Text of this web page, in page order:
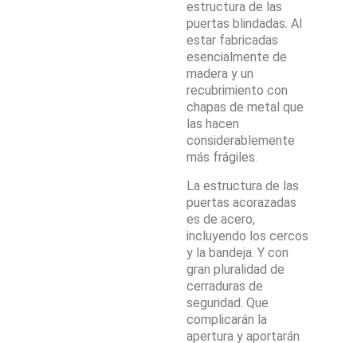
estructura de las
puertas blindadas. Al
estar fabricadas
esencialmente de
madera y un
recubrimiento con
chapas de metal que
las hacen
considerablemente
más frágiles.
La estructura de las
puertas acorazadas
es de acero,
incluyendo los cercos
y la bandeja. Y con
gran pluralidad de
cerraduras de
seguridad. Que
complicarán la
apertura y aportarán